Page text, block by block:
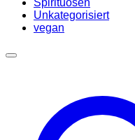
Spirituosen
Unkategorisiert
vegan